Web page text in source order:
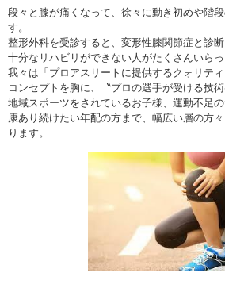
段々と膝が痛くなって、徐々に動き初めや階
す。
整形外科を受診すると、変形性膝関節症と診
十分なリハビリができない人がたくさんいらっ
我々は「プロアスリートに提供するクォリテ
コンセプトを胸に、〝プロの選手が受ける技
地域スポーツをされているお子様、運動不足
康あり続けたい年配の方まで、幅広い層の方
ります。